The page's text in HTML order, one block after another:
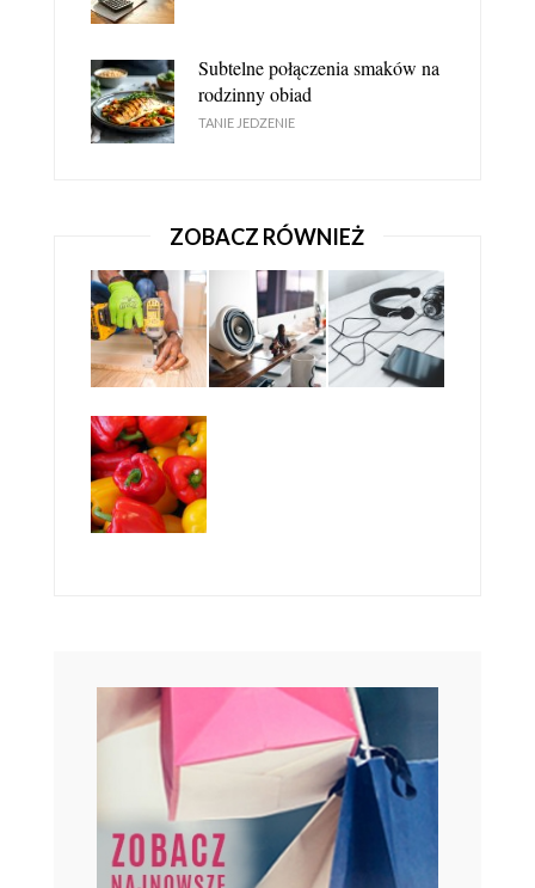
GDZIE TANIO KUPIĆ NARZĘDZIA STOLARSKIE?
NARZĘDZIA I AKCESORIA BUDOWLANE
GDZIE TANIO KUPIĆ NARZĘDZIA I MATERIAŁY
BUDOWLANE?
TANIE MATERIAŁY BUDOWLANE
Subtelne połączenia smaków na
rodzinny obiad
TANIE JEDZENIE
ZOBACZ RÓWNIEŻ